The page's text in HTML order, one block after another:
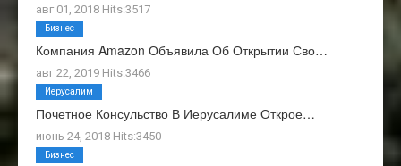
авг 01, 2018 Hits:3517
Компания Amazon Объявила Об Открытии Сво…
авг 22, 2019 Hits:3466
Бизнес
Почетное Консульство В Иерусалиме Открое…
июнь 24, 2018 Hits:3450
Иерусалим
Бизнес